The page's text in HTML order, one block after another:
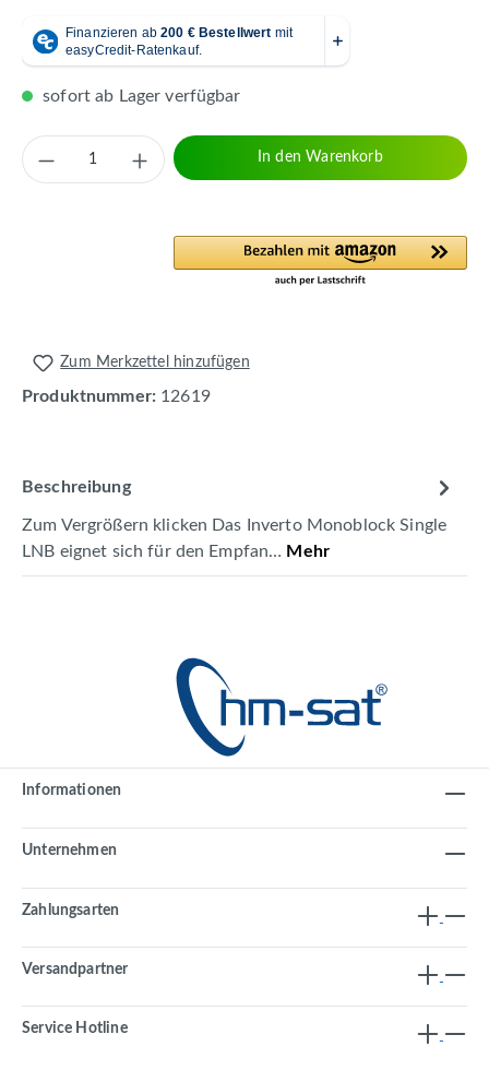
sofort ab Lager verfügbar
Produkt Anzahl: Gib den gewünschten
In den Warenkorb
Zum Merkzettel hinzufügen
Produktnummer: 12619
Beschreibung
Zum Vergrößern klicken Das Inverto Monoblock Single
LNB eignet sich für den Empfan… Mehr
Informationen
Unternehmen
Zahlungsarten
Versandpartner
Service Hotline